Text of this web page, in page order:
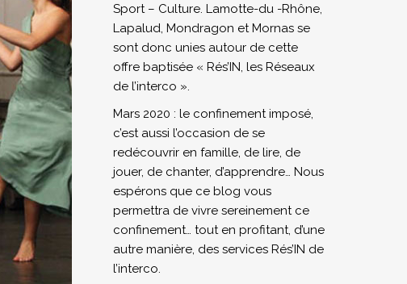
Sport – Culture. Lamotte-du -Rhône,
Lapalud, Mondragon et Mornas se
sont donc unies autour de cette
offre baptisée « Rés’IN, les Réseaux
de l’interco ».
Mars 2020 : le confinement imposé,
c’est aussi l’occasion de se
redécouvrir en famille, de lire, de
jouer, de chanter, d’apprendre… Nous
espérons que ce blog vous
permettra de vivre sereinement ce
confinement… tout en profitant, d’une
autre manière, des services Rés’IN de
l’interco.